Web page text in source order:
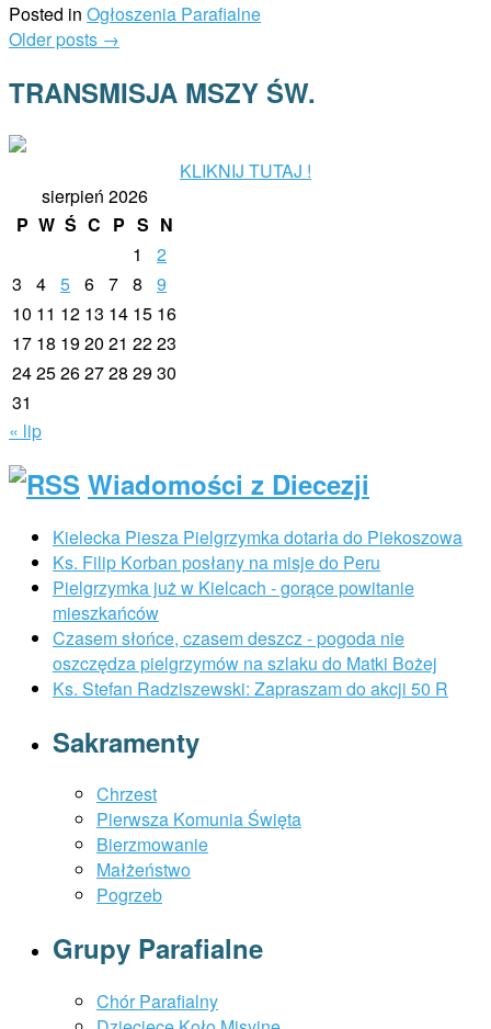
Posted in Ogłoszenia Parafialne
Posts
Older posts →
TRANSMISJA MSZY ŚW.
KLIKNIJ TUTAJ !
sierpień 2026
P W Ś C P S N
1
2
3
4 5 6 7 8
9
10 11 12 13 14 15 16
17 18 1920 21 2223
2425262728 2930
31
« lip
Wiadomości z Diecezji
Kielecka Piesza Pielgrzymka dotarła do Piekoszowa
Ks. Filip Korban posłany na misje do Peru
Pielgrzymka już w Kielcach - gorące powitanie
mieszkańców
Czasem słońce, czasem deszcz - pogoda nie
oszczędza pielgrzymów na szlaku do Matki Bożej
Ks. Stefan Radziszewski: Zapraszam do akcji 50 R
Sakramenty
Chrzest
Pierwsza Komunia Święta
Bierzmowanie
Małżeństwo
Pogrzeb
Grupy Parafialne
Chór Parafialny